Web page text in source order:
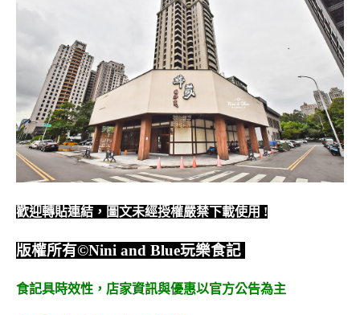
歡迎轉貼連結，圖文未經授權嚴禁下載使用 !
版權所有©Nini and Blue玩樂食記
食記具時效性， 店家資訊與優惠以官方公告為主